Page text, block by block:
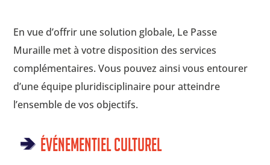
En vue d’offrir une solution globale, Le Passe
Muraille met à votre disposition des services
complémentaires. Vous pouvez ainsi vous entourer
d’une équipe pluridisciplinaire pour atteindre
l’ensemble de vos objectifs.
Événementiel culturel